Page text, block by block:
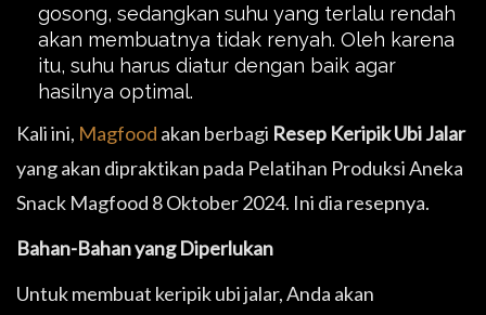
gosong, sedangkan suhu yang terlalu rendah
akan membuatnya tidak renyah. Oleh karena
itu, suhu harus diatur dengan baik agar
hasilnya optimal.
Kali ini, Magfood akan berbagi Resep Keripik Ubi Jalar
yang akan dipraktikan pada Pelatihan Produksi Aneka
Snack Magfood 8 Oktober 2024. Ini dia resepnya.
Bahan-Bahan yang Diperlukan
Untuk membuat keripik ubi jalar, Anda akan